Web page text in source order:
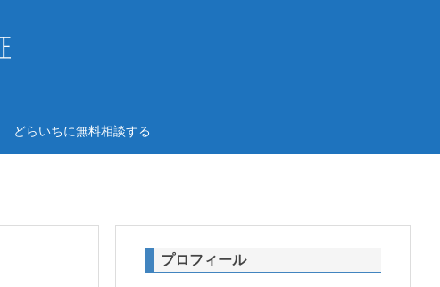
どらいちに無料相談する
プロフィール